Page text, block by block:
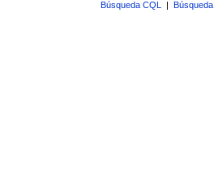
Búsqueda CQL